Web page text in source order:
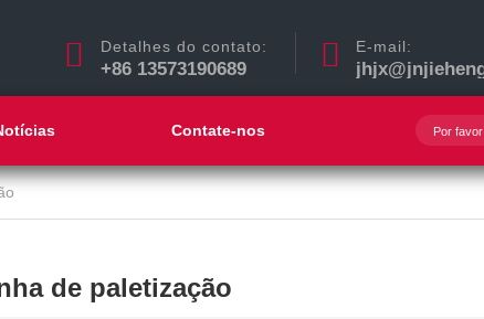
Detalhes do contato:
+86 13573190689
E-mail:
Contate-nos
de paletização